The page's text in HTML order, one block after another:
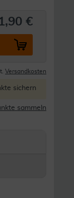
1,90 €
Versandkosten
sichern
sammeln